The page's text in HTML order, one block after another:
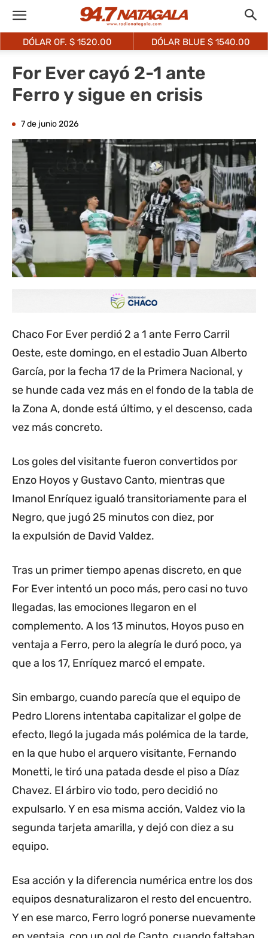
DÓLAR OF. $ 1520.00 DÓLAR BLUE $ 1540.00
For Ever cayó 2-1 ante
Ferro y sigue en crisis
7 de junio 2026
Chaco For Ever perdió 2 a 1 ante Ferro Carril
Oeste, este domingo, en el estadio Juan Alberto
García, por la fecha 17 de la Primera Nacional, y
se hunde cada vez más en el fondo de la tabla de
la Zona A, donde está último, y el descenso, cada
vez más concreto.
Los goles del visitante fueron convertidos por
Enzo Hoyos y Gustavo Canto, mientras que
Imanol Enríquez igualó transitoriamente para el
Negro, que jugó 25 minutos con diez, por
la expulsión de David Valdez.
Tras un primer tiempo apenas discreto, en que
For Ever intentó un poco más, pero casi no tuvo
llegadas, las emociones llegaron en el
complemento. A los 13 minutos, Hoyos puso en
ventaja a Ferro, pero la alegría le duró poco, ya
que a los 17, Enríquez marcó el empate.
Sin embargo, cuando parecía que el equipo de
Pedro Llorens intentaba capitalizar el golpe de
efecto, llegó la jugada más polémica de la tarde,
en la que hubo el arquero visitante, Fernando
Monetti, le tiró una patada desde el piso a Díaz
Chavez. El árbiro vio todo, pero decidió no
expulsarlo. Y en esa misma acción, Valdez vio la
segunda tarjeta amarilla, y dejó con diez a su
equipo.
Esa acción y la diferencia numérica entre los dos
equipos desnaturalizaron el resto del encuentro.
Y en ese marco, Ferro logró ponerse nuevamente